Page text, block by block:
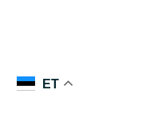
ET